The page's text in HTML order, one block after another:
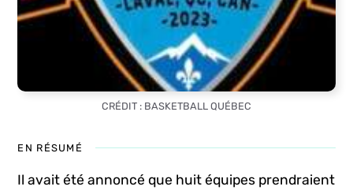
CRÉDIT : BASKETBALL QUÉBEC
EN RÉSUMÉ
Il avait été annoncé que huit équipes prendraient